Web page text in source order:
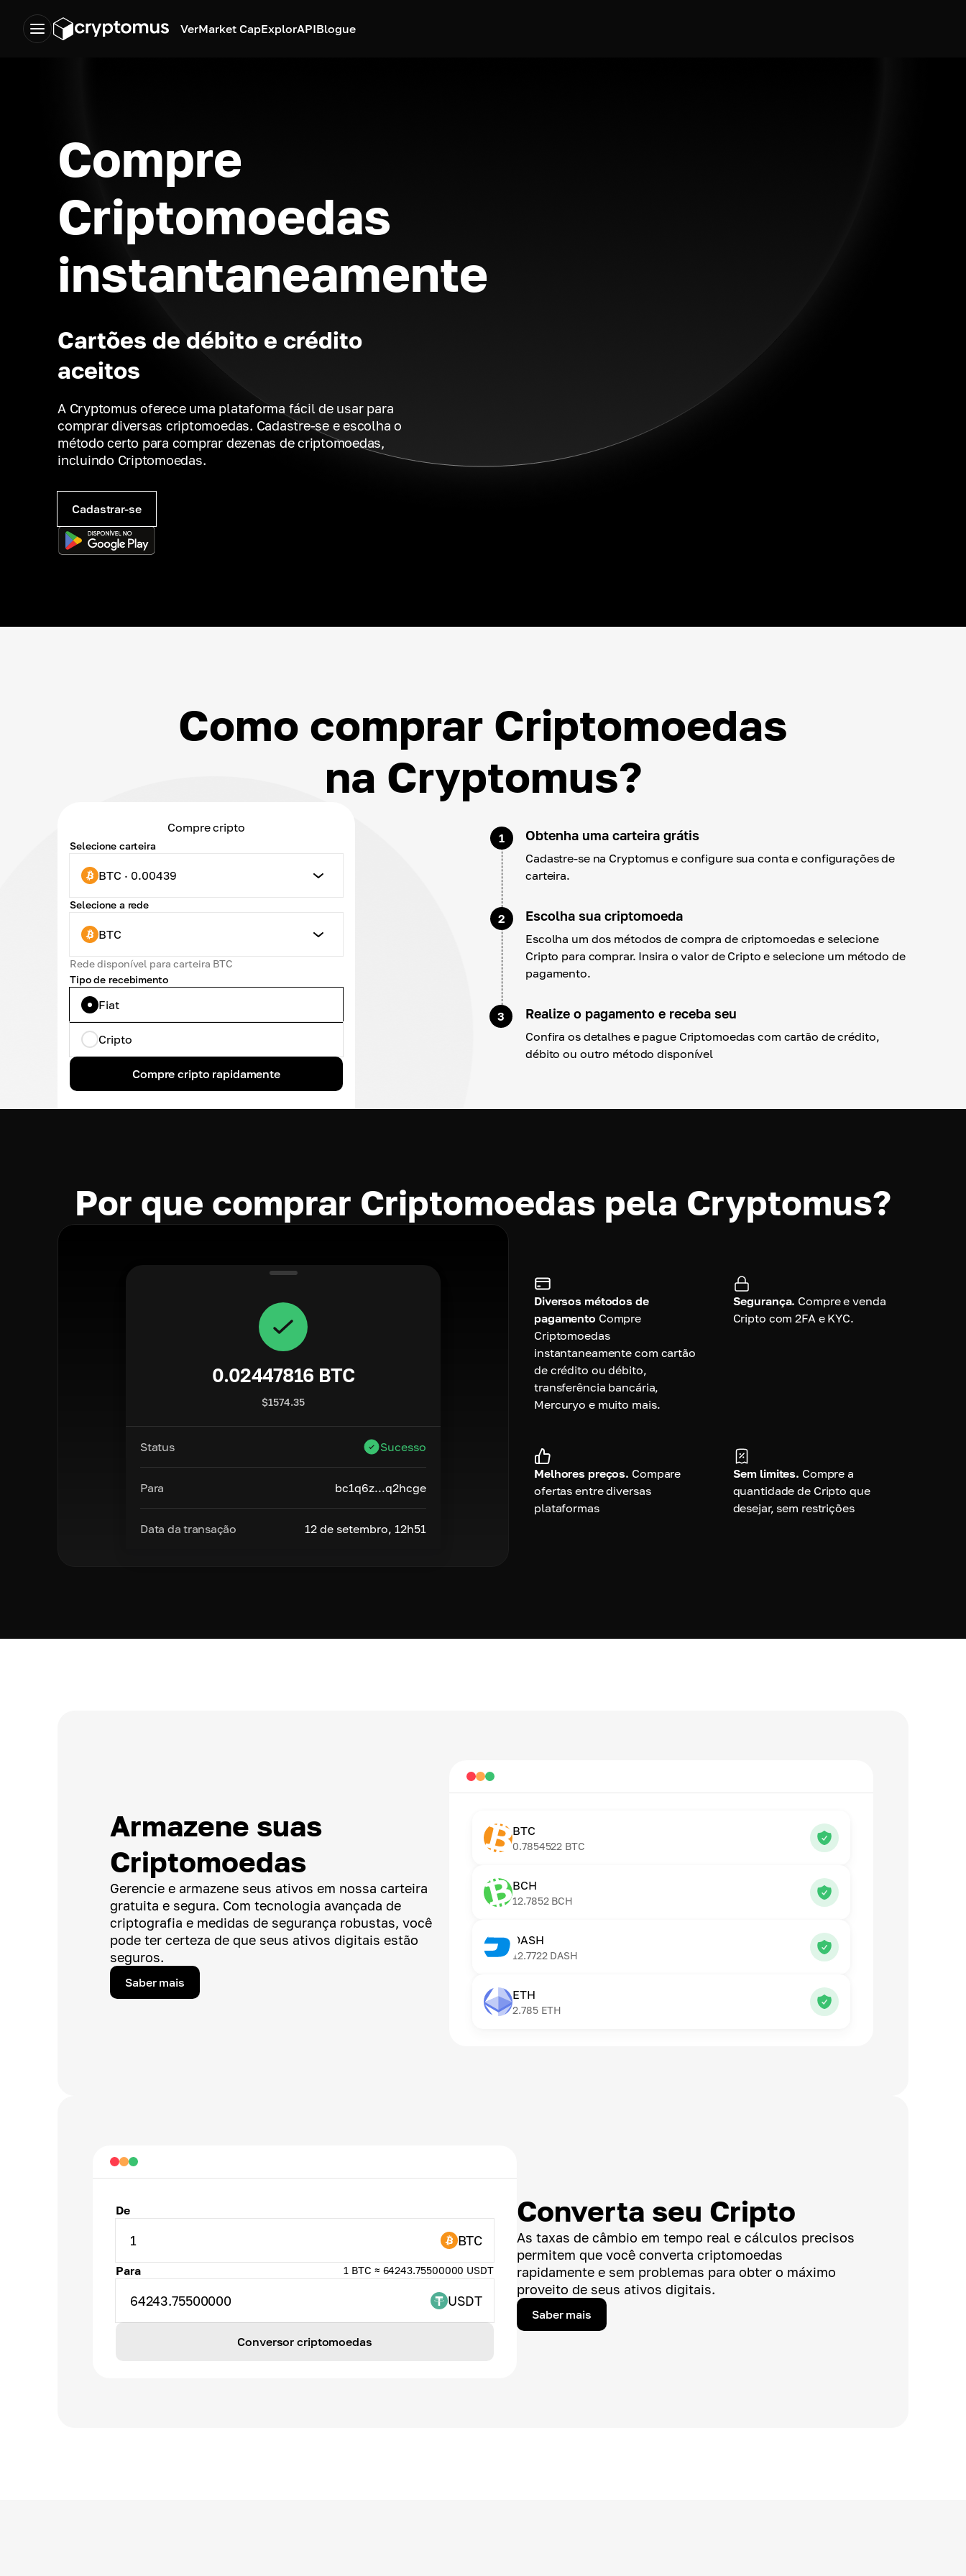
VerMarket CapExplorAPIBlogue
Compre
Criptomoedas
instantaneamente
Cartões de débito e crédito
aceitos
A Cryptomus oferece uma plataforma fácil de usar para
comprar diversas criptomoedas. Cadastre-se e escolha o
método certo para comprar dezenas de criptomoedas,
incluindo Criptomoedas.
Cadastrar-se
Como comprar Criptomoedas
na Cryptomus?
Compre cripto
Selecione carteira
BTC · 0.00439
Selecione a rede
BTC
Rede disponível para carteira BTC
Tipo de recebimento
Fiat
Cripto
Compre cripto rapidamente
1 Obtenha uma carteira grátis
Cadastre-se na Cryptomus e configure sua conta e configurações de
carteira.
2 Escolha sua criptomoeda
Escolha um dos métodos de compra de criptomoedas e selecione
Cripto para comprar. Insira o valor de Cripto e selecione um método de
pagamento.
3 Realize o pagamento e receba seu
Confira os detalhes e pague Criptomoedas com cartão de crédito,
débito ou outro método disponível
Por que comprar Criptomoedas pela Cryptomus?
0.02447816 BTC
$1574.35
Status Sucesso
Para bc1q6z...q2hcge
Data da transação 12 de setembro, 12h51
Diversos métodos de
pagamento Compre
Criptomoedas
instantaneamente com cartão
de crédito ou débito,
transferência bancária,
Mercuryo e muito mais.
Segurança. Compre e venda
Cripto com 2FA e KYC.
Melhores preços. Compare
ofertas entre diversas
plataformas
Sem limites. Compre a
quantidade de Cripto que
desejar, sem restrições
Armazene suas
Criptomoedas
Gerencie e armazene seus ativos em nossa carteira
gratuita e segura. Com tecnologia avançada de
criptografia e medidas de segurança robustas, você
pode ter certeza de que seus ativos digitais estão
seguros.
Saber mais
BTC
0.7854522 BTC
BCH
12.7852 BCH
DASH
12.7722 DASH
ETH
2.785 ETH
Converta seu Cripto
As taxas de câmbio em tempo real e cálculos precisos
permitem que você converta criptomoedas
rapidamente e sem problemas para obter o máximo
proveito de seus ativos digitais.
Saber mais
De
1 BTC
Para 1 BTC ≈ 64243.75500000 USDT
64243.75500000 USDT
Conversor criptomoedas